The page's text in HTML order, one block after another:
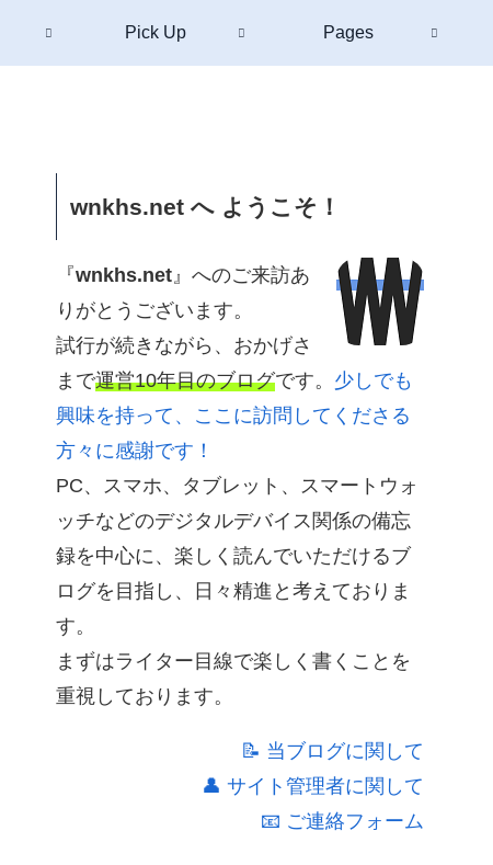
Pick Up Pages
wnkhs.net へ ようこそ！
『wnkhs.net 』へのご来訪あ
りがとうございます。
試行が続きながら、おかげさ
まで運営10年目のブログです。 少しでも
興味を持って、ここに訪問してくださる
方々に感謝です！
PC、スマホ、タブレット、スマートウォ
ッチなどのデジタルデバイス関係の備忘
録を中心に、楽しく読んでいただけるブ
ログを目指し、日々精進と考えておりま
す。
まずはライター目線で楽しく書くことを
重視しております。
📝 当ブログに関して
👤 サイト管理者に関して
📧 ご連絡フォーム